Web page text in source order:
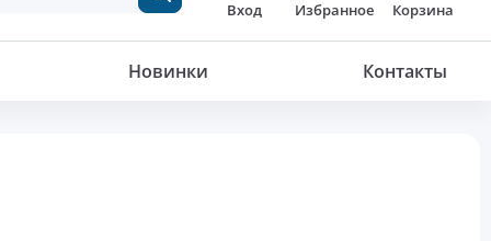
Вход Избранное Корзина
Новинки Контакты